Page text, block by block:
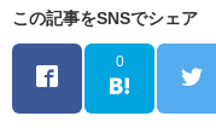
この記事をSNSでシェア
0